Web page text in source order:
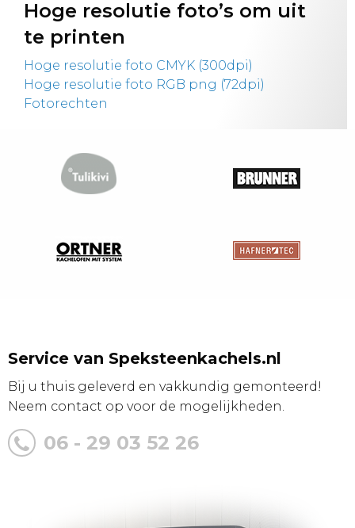
Hoge resolutie foto’s om uit
te printen
Hoge resolutie foto CMYK (300dpi)
Hoge resolutie foto RGB png (72dpi)
Fotorechten
Service van Speksteenkachels.nl
Bij u thuis geleverd en vakkundig gemonteerd!
Neem contact op voor de mogelijkheden.
06 - 29 03 52 26